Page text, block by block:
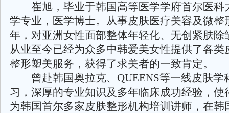
崔旭，毕业于韩国高等医学学府首尔医科
学专业，医学博士。从事皮肤医疗美容及微整
年，对亚洲女性面部整体年轻化、无创紧肤除
从业至今已经为众多中韩爱美女性提供了各类
整形塑美服务，获得了求美者的一致肯定。
曾赴韩国奥拉克、QUEENS等一线皮肤学
习，深厚的专业知识及多年临床成功经验，使
为韩国首尔多家皮肤整形机构培训讲师，在韩